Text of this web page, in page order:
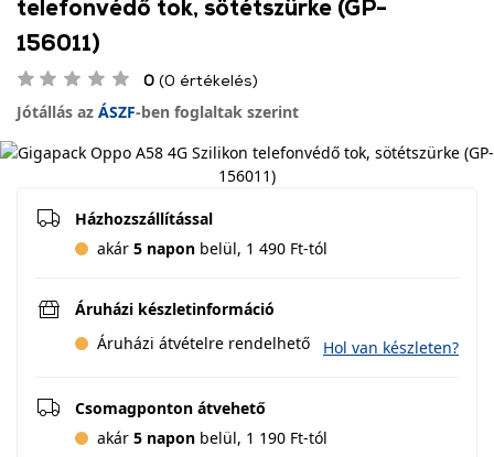
telefonvédő tok, sötétszürke (GP-
156011)
0 (0 értékelés)
Jótállás az ÁSZF-ben foglaltak szerint
Házhozszállítással
akár 5 napon belül, 1 490 Ft-tól
Áruházi készletinformáció
Áruházi átvételre rendelhető
Hol van készleten?
Csomagponton átvehető
akár 5 napon belül, 1 190 Ft-tól